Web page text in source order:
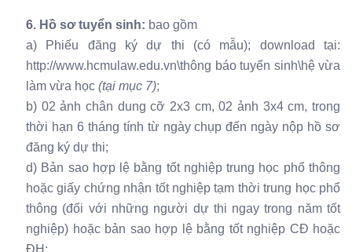
6. Hồ sơ tuyển sinh: bao gồm
a) Phiếu đăng ký dự thi (có mẫu); download tại:
http://www.hcmulaw.edu.vn\thông báo tuyển sinh\hệ vừa
làm vừa học (tại mục 7);
b) 02 ảnh chân dung cỡ 2x3 cm, 02 ảnh 3x4 cm, trong
thời hạn 6 tháng tính từ ngày chụp đến ngày nộp hồ sơ
đăng ký dự thi;
d) Bản sao hợp lệ bằng tốt nghiệp trung học phổ thông
hoặc giấy chứng nhận tốt nghiệp tạm thời trung học phổ
thông (đối với những người dự thi ngay trong năm tốt
nghiệp) hoặc bản sao hợp lệ bằng tốt nghiệp CĐ hoặc
ĐH;